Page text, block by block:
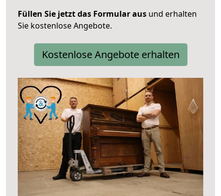
Füllen Sie jetzt das Formular aus und erhalten
Sie kostenlose Angebote.
Kostenlose Angebote erhalten